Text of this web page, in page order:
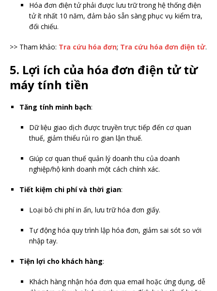
Hóa đơn điện tử phải được lưu trữ trong hệ thống điện
tử ít nhất 10 năm, đảm bảo sẵn sàng phục vụ kiểm tra,
đối chiếu.
>> Tham khảo: Tra cứu hóa đơn; Tra cứu hóa đơn điện tử.
5. Lợi ích của hóa đơn điện tử từ
máy tính tiền
Tăng tính minh bạch:
Dữ liệu giao dịch được truyền trực tiếp đến cơ quan
thuế, giảm thiểu rủi ro gian lận thuế.
Giúp cơ quan thuế quản lý doanh thu của doanh
nghiệp/hộ kinh doanh một cách chính xác.
Tiết kiệm chi phí và thời gian:
Loại bỏ chi phí in ấn, lưu trữ hóa đơn giấy.
Tự động hóa quy trình lập hóa đơn, giảm sai sót so với
nhập tay.
Tiện lợi cho khách hàng:
Khách hàng nhận hóa đơn qua email hoặc ứng dụng, dễ